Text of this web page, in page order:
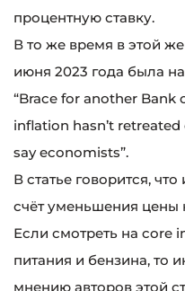
процентную ставку.
В то же время в этой же
июня 2023 года была
“Brace for another Bank
inflation hasn’t
say economists”.
В статье говорится,
счёт уменьшения цены
Если смотреть на core
питания и бензина, то
мнению авторов этой